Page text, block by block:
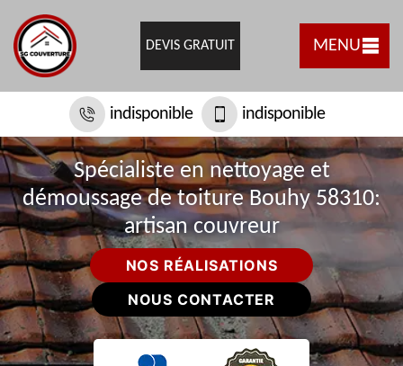
DEVIS GRATUIT MENU
indisponible indisponible
Spécialiste en nettoyage et
démoussage de toiture Bouhy 58310:
artisan couvreur
NOS RÉALISATIONS
NOUS CONTACTER